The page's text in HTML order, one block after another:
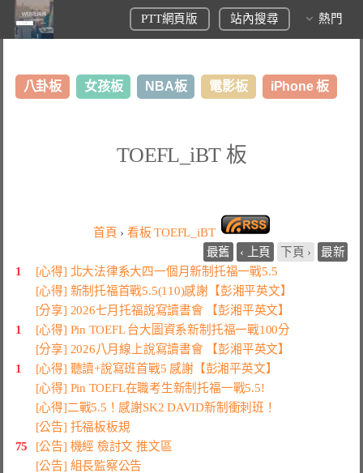
PTT網頁版 站內搜尋 熱門
八卦板 女孩板 NBA板 電影板 iPhone 板
TOEFL_iBT 板
首頁 › 看板TOEFL_iBT
最舊
‹ 上頁 下頁 ›
最新
1
[心得] 北大法律系大四一個月新制托福一戰5.5
[心得] 新制托福首戰5.5(110)感謝【彭湘平英文】
[分享] 2026七月托福說寫讀書會 【彭湘平英文】
1
[心得] Pin TOEFL 台大圖資系新制托福一戰100分
[分享] 2026八月線上說寫讀書會 【彭湘平英文】
1
[心得] 聽讀+說寫班首戰5 感謝【彭湘平英文】
[心得] Pin TOEFL在職考生新制托福一戰5.5!
[心得]二戰5.5！感謝SK2 DAVID新制衝刺班！
[公告] 托福板板規
75
[公告] 機經 檢討文 推文區
[公告] 組長監察公告